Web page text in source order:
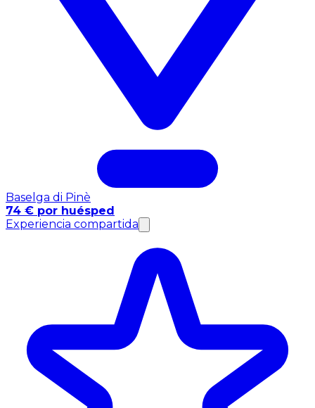
Baselga di Pinè
74 € por huésped
Experiencia compartida